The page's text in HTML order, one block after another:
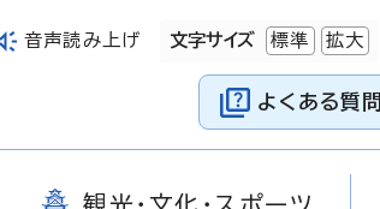
音声読み上げ 文字サイズ 標準 拡大
よくある質問
観光・文化・スポーツ